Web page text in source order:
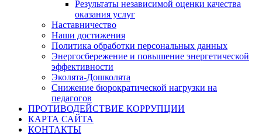
Результаты независимой оценки качества
оказания услуг
Наставничество
Наши достижения
Политика обработки персональных данных
Энергосбережение и повышение энергетической
эффективности
Эколята-Дошколята
Снижение бюрократической нагрузки на
педагогов
ПРОТИВОДЕЙСТВИЕ КОРРУПЦИИ
КАРТА САЙТА
КОНТАКТЫ